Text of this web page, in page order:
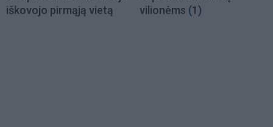
iškovojo pirmąją vietą
vilionėms (1)